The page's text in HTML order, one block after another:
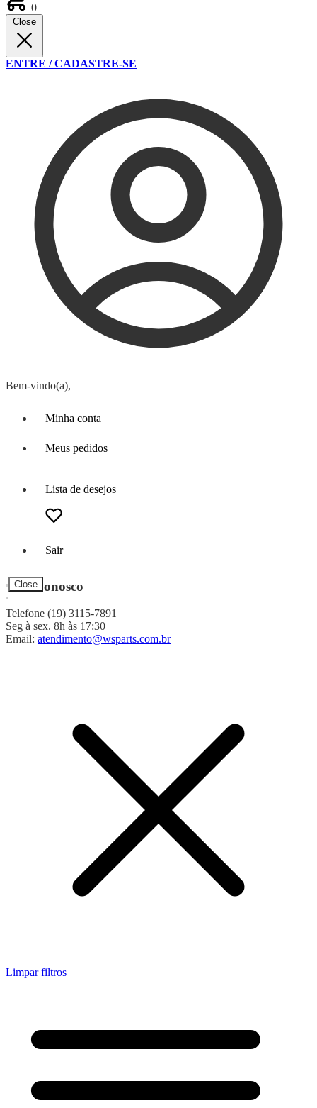
0
Close
ENTRE / CADASTRE-SE
Bem-vindo(a),
Minha conta
Meus pedidos
Lista de desejos
Sair
Close
Fale Conosco
Telefone (19) 3115-7891
Seg à sex. 8h às 17:30
Email: atendimento@wsparts.com.br
Limpar filtros